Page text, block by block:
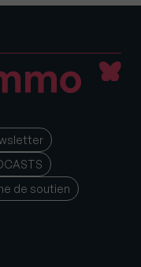
de soutien